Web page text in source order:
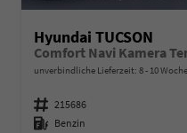
Hyundai TUCSON
Comfort Navi Kamera
unverbindliche Lieferzeit: 8 - 10
Fahrzeugnummer 215686
Kraftstoff Benzin